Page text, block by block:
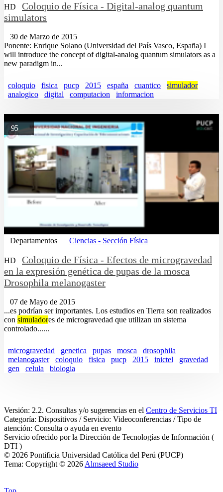
HD
Coloquio de Física - Digital-analog quantum
simulators
30 de Marzo de 2015
Ponente: Enrique Solano (Universidad del País Vasco, España) I
will introduce the concept of digital-analog quantum simulators as a
new paradigm in...
coloquio fisica pucp 2015 españa cuantico
simulador
analogico
digital computacion informacion
95
Departamentos Ciencias - Sección Física
HD
Coloquio de Física - Efectos de microgravedad
en la expresión genética de pupas de la mosca
Drosophila melanogaster
07 de Mayo de 2015
...es podrían ser importantes. Los estudios en Tierra son realizados
con simuladores de microgravedad que utilizan un sistema
controlado......
microgravedad genetica pupas mosca
drosophila
melanogaster
coloquio fisica pucp 2015 inictel
gravedad
gen
celula biologia
Versión: 2.2. Consultas y/o sugerencias en el Centro de Servicios TI
Categoría: Dispositivos / Servicio: Videoconferencias / Tipo de
atención: Consulta o ayuda en evento
Servicio ofrecido por la Dirección de Tecnologías de Información (
DTI )
© 2026 Pontificia Universidad Católica del Perú (PUCP)
Tema: Copyright © 2026 Almsaeed Studio